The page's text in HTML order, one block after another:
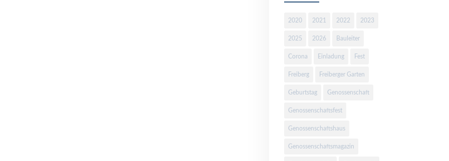
2020 2021 2022 2023
2025 2026 Bauleiter
Corona Einladung Fest
Freiberg Freiberger Garten
Geburtstag Genossenschaft
Genossenschaftsfest
Genossenschaftshaus
Genossenschaftsmagazin